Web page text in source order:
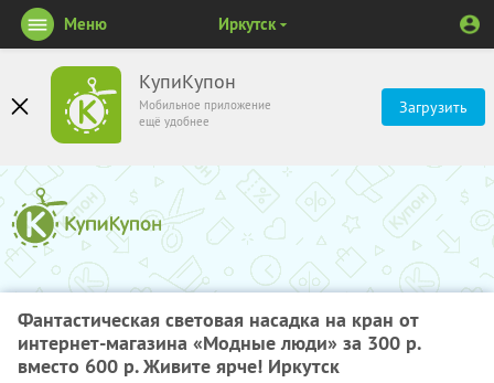
КупиКупон
Мобильное приложение
ещё удобнее
Загрузить
Меню Иркутск
Фантастическая световая насадка на кран от
интернет-магазина «Модные люди» за 300 р.
вместо 600 р. Живите ярче! Иркутск